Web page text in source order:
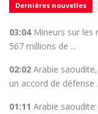
Dernières nouvelles
03:04 Mineurs sur les
567 millions de ...
02:02 Arabie
un accord de défense
01:11 Arabie